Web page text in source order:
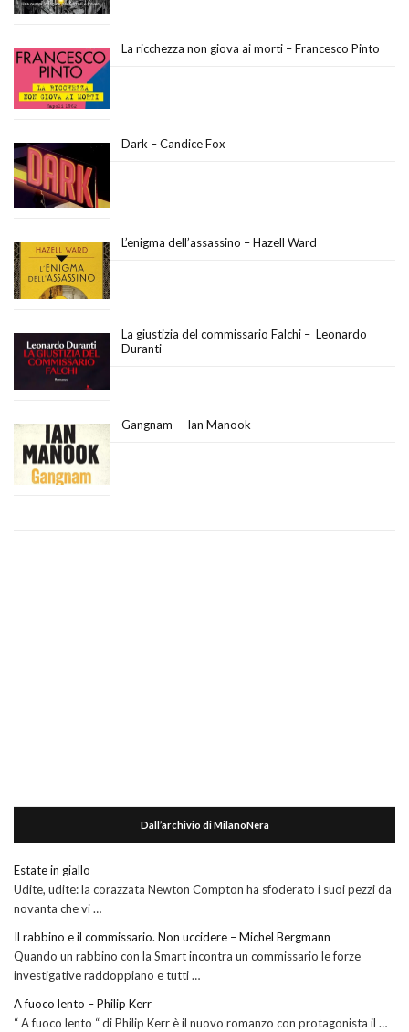
La ricchezza non giova ai morti – Francesco Pinto
Dark – Candice Fox
L’enigma dell’assassino – Hazell Ward
La giustizia del commissario Falchi – Leonardo
Duranti
Gangnam – Ian Manook
Dall’archivio di MilanoNera
Estate in giallo
Udite, udite: la corazzata Newton Compton ha sfoderato i suoi pezzi da
novanta che vi …
Il rabbino e il commissario. Non uccidere – Michel Bergmann
Quando un rabbino con la Smart incontra un commissario le forze
investigative raddoppiano e tutti …
A fuoco lento – Philip Kerr
“ A fuoco lento “ di Philip Kerr è il nuovo romanzo con protagonista il …